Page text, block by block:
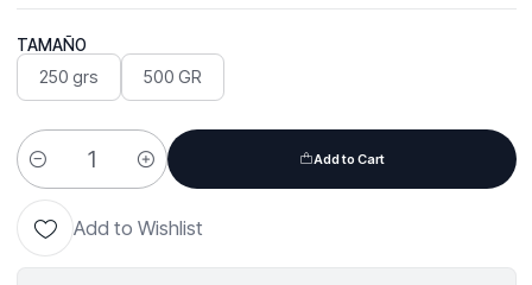
TAMAÑO
250 grs 500 GR
Quantity
Add to Cart
Add to Wishlist